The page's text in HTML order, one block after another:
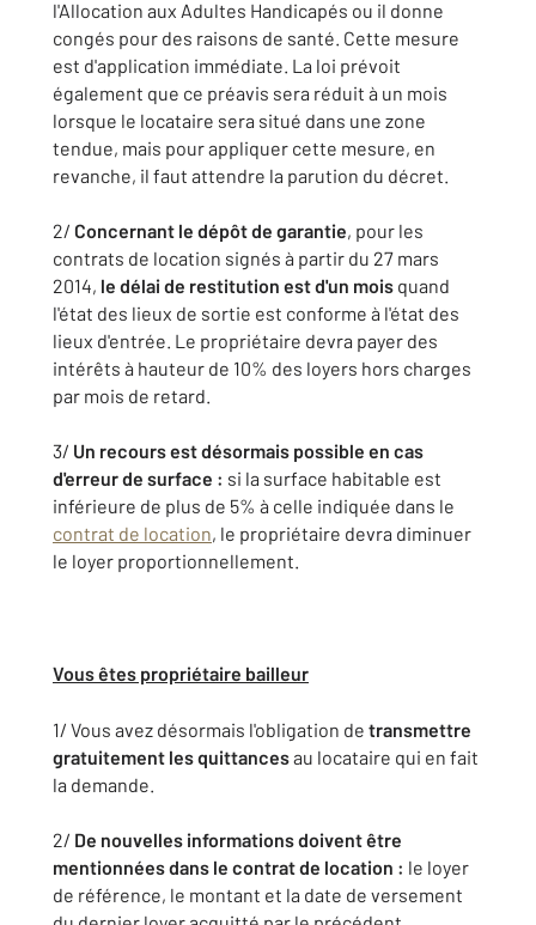
l'Allocation aux Adultes Handicapés ou il donne
congés pour des raisons de santé. Cette mesure
est d'application immédiate. La loi prévoit
également que ce préavis sera réduit à un mois
lorsque le locataire sera situé dans une zone
tendue, mais pour appliquer cette mesure, en
revanche, il faut attendre la parution du décret.
2/ Concernant le dépôt de garantie, pour les
contrats de location signés à partir du 27 mars
2014, le délai de restitution est d'un mois quand
l'état des lieux de sortie est conforme à l'état des
lieux d'entrée. Le propriétaire devra payer des
intérêts à hauteur de 10% des loyers hors charges
par mois de retard.
3/ Un recours est désormais possible en cas
d'erreur de surface : si la surface habitable est
inférieure de plus de 5% à celle indiquée dans le
contrat de location, le propriétaire devra diminuer
le loyer proportionnellement.
Vous êtes propriétaire bailleur
1/ Vous avez désormais l'obligation de transmettre
gratuitement les quittancesau locataire qui en fait
la demande.
2/ De nouvelles informations doivent être
mentionnées dans le contrat de location : le loyer
de référence, le montant et la date de versement